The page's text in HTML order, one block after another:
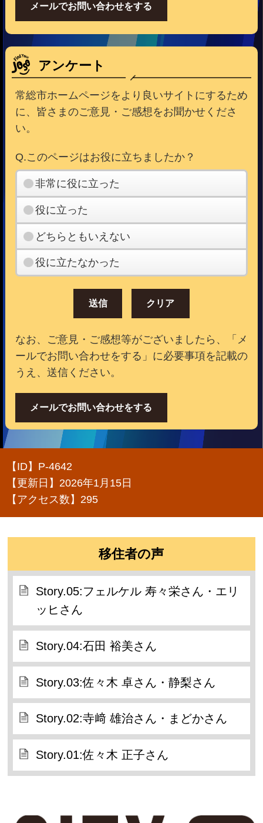
メールでお問い合わせをする
アンケート
常総市ホームページをより良いサイトにするため
に、皆さまのご意見・ご感想をお聞かせくださ
い。
Q.このページはお役に立ちましたか？
非常に役に立った
役に立った
どちらともいえない
役に立たなかった
なお、ご意見・ご感想等がございましたら、「メ
ールでお問い合わせをする」に必要事項を記載の
うえ、送信ください。
メールでお問い合わせをする
【ID】 P-4642
【更新日】 2026年1月15日
【アクセス数】 295
移住者の声
Story.05:フェルケル 寿々栄さん・エリ
ッヒさん
Story.04:石田 裕美さん
Story.03:佐々木 卓さん・静梨さん
Story.02:寺﨑 雄治さん・まどかさん
Story.01:佐々木 正子さん